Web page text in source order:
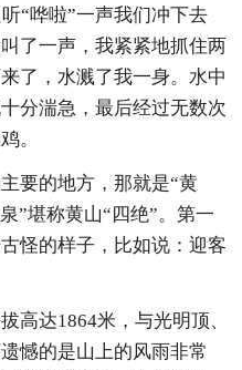
“哗啦”一声我们冲下去
了一声，我紧紧地抓住两
了，水溅了我一身。水中
分湍急，最后经过无数次
。
要的地方，那就是“黄
”堪称黄山“四绝”。第一
怪的样子，比如说：迎客
高达1864米，与光明顶、
憾的是山上的风雨非常